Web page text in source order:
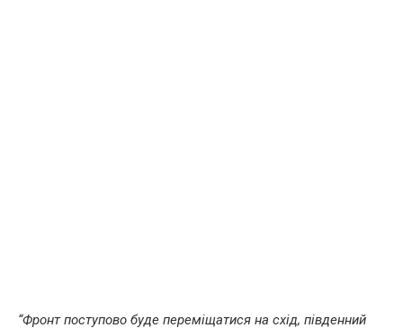
“Фронт поступово буде переміщатися на схід, південний